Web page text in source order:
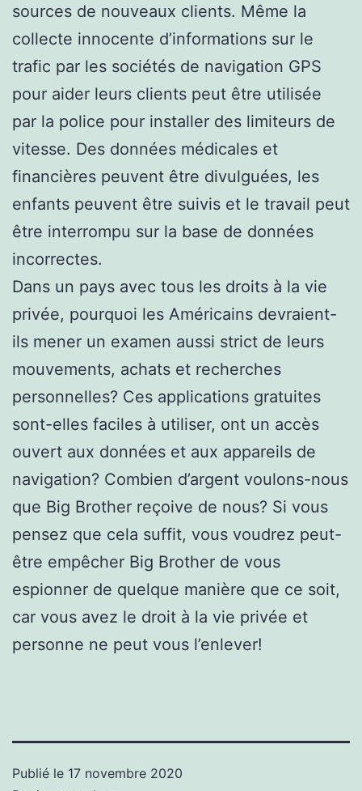
sources de nouveaux clients. Même la
collecte innocente d’informations sur le
trafic par les sociétés de navigation GPS
pour aider leurs clients peut être utilisée
par la police pour installer des limiteurs de
vitesse. Des données médicales et
financières peuvent être divulguées, les
enfants peuvent être suivis et le travail peut
être interrompu sur la base de données
incorrectes.
Dans un pays avec tous les droits à la vie
privée, pourquoi les Américains devraient-
ils mener un examen aussi strict de leurs
mouvements, achats et recherches
personnelles? Ces applications gratuites
sont-elles faciles à utiliser, ont un accès
ouvert aux données et aux appareils de
navigation? Combien d’argent voulons-nous
que Big Brother reçoive de nous? Si vous
pensez que cela suffit, vous voudrez peut-
être empêcher Big Brother de vous
espionner de quelque manière que ce soit,
car vous avez le droit à la vie privée et
personne ne peut vous l’enlever!
Publié le 17 novembre 2020